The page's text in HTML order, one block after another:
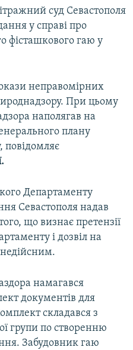
суд Севастополя
у справі про
фісташкового гаю у
неправомірних
При цьому
наполягав на
плану
повідомляє
Департаменту
Севастополя надав
що визнає претензії
і дозвіл на
намагався
документів для
складався з
групи по створенню
Забудовник гаю